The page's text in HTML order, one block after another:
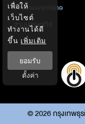
Thainewsonline
ฐานเศรษฐกิจ
©2026กรุงเทพธุ
เพื่อให้
เว็บไซต์
ทำงานได้ดี
ขึ้น เพิ่มเติม
ยอมรับ
ตั้งค่า